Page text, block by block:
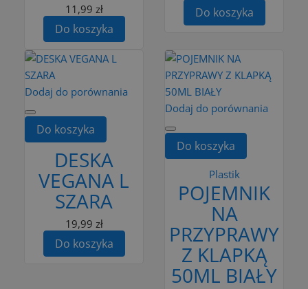
11,99 zł
Do koszyka
Do koszyka
Dodaj do porównania
Do koszyka
DESKA
VEGANA L
SZARA
19,99 zł
Do koszyka
Dodaj do porównania
Do koszyka
Plastik
POJEMNIK
NA
PRZYPRAWY
Z KLAPKĄ
50ML BIAŁY